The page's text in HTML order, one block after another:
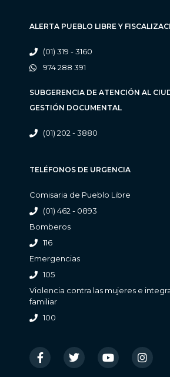
ALERTA PUEBLO LIBRE Y
(01) 319 - 3160
974 288 391
SUBGERENCIA DE ATENCIÓN AL
GESTIÓN DOCUMENTAL
(01) 202 - 3880
TELÉFONOS DE URGENCIA
Comisaria de Pueblo Libre
(01) 462 - 0893
Bomberos
116
Emergencias
105
Violencia contra las mujeres e
familiar
100